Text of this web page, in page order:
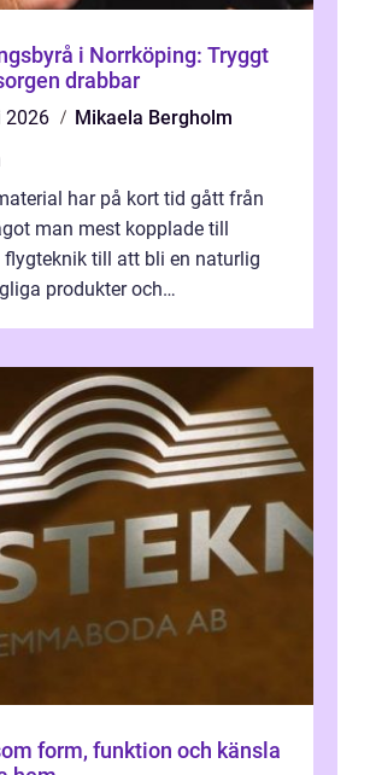
i Norrköping: Tryggt
drabbar
2026
Mikaela Bergholm
har på kort tid gått från
man mest kopplade till
flygteknik till att bli en naturlig
produkter och
form, funktion och känsla